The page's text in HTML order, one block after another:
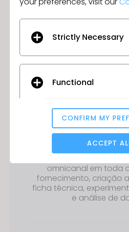
o fluxo de trabalho digital
eficiente com CLO-SET
Compartilhe,
centralize seus
em um
Gerenciador de ativos
omnicanal em toda
fornecimento, criação
ficha técnica,
e análise de
Strictly Necessary
Functional
Analytical /
Targeting
CONFIRM MY
ACCEPT